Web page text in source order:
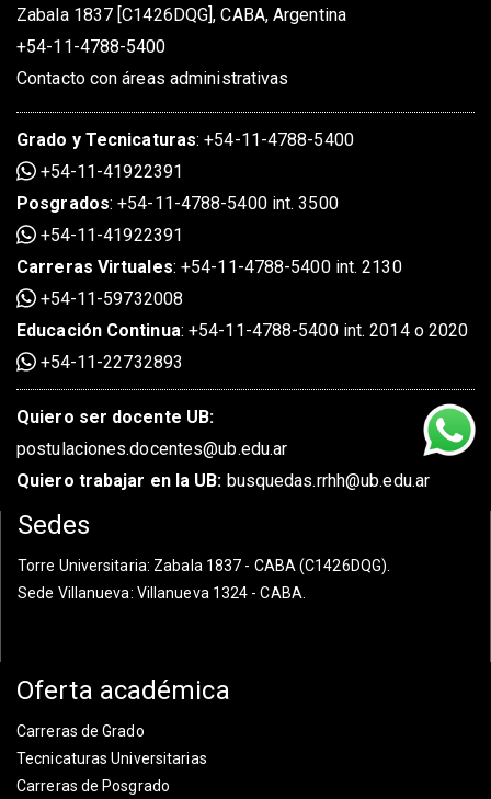
Zabala 1837 [C1426DQG], CABA, Argentina
+54-11-4788-5400
Contacto con áreas administrativas
Grado y Tecnicaturas:+54-11-4788-5400
+54-11-41922391
Posgrados:+54-11-4788-5400 int. 3500
+54-11-41922391
Carreras Virtuales:+54-11-4788-5400 int. 2130
+54-11-59732008
Educación Continua:+54-11-4788-5400 int. 2014 o 2020
+54-11-22732893
Quiero ser docente UB:
postulaciones.docentes@ub.edu.ar
Quiero trabajar en la UB: busquedas.rrhh@ub.edu.ar
Sedes
Torre Universitaria: Zabala 1837 - CABA (C1426DQG).
Sede Villanueva: Villanueva 1324 - CABA.
Oferta académica
Carreras de Grado
Tecnicaturas Universitarias
Carreras de Posgrado